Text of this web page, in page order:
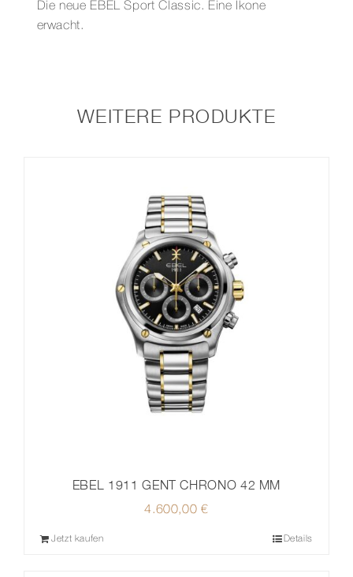
Die neue EBEL Sport Classic. Eine Ikone
erwacht.
WEITERE PRODUKTE
EBEL 1911 GENT CHRONO 42 MM
4.600,00€
Jetzt kaufen Details